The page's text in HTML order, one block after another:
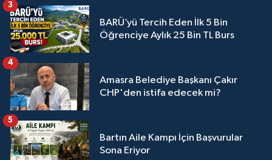
BARÜ’yü Tercih Eden İlk 5 Bin
Öğrenciye Aylık 25 Bin TL Burs
3
Amasra Belediye Başkanı Çakır
CHP'den istifa edecek mi?
4
Bartın Aile Kampı İçin Başvurular
Sona Eriyor
5